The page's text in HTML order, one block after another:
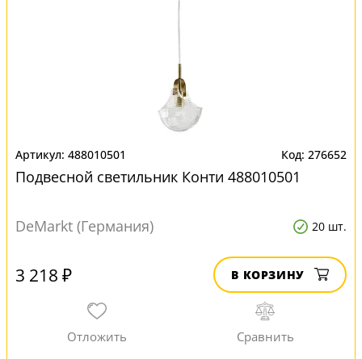
488010501 276652
Подвесной светильник Конти 488010501
DeMarkt (Германия) 20 шт.
3 218 ₽ В КОРЗИНУ